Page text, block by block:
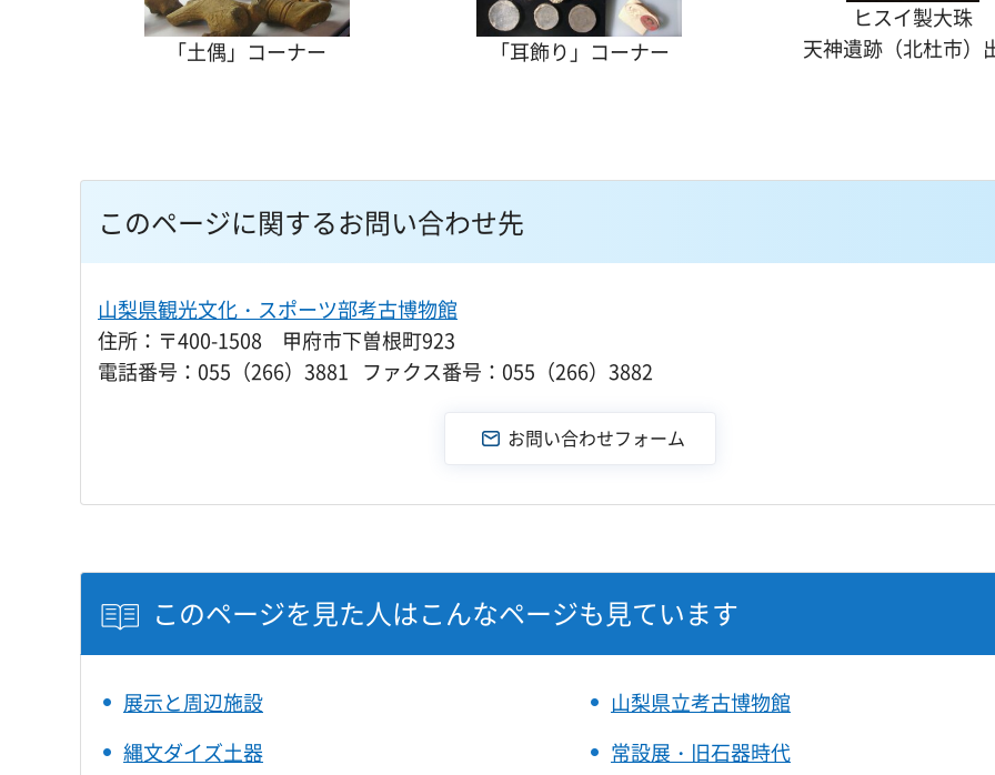
「土偶」コーナー 「耳飾り」コーナー
ヒスイ製大珠
天神遺跡（北杜市）
このページに関するお問い合わせ先
山梨県観光文化・スポーツ部考古博物館
住所：〒400-1508 甲府市下曽根町923
電話番号：055（266）3881 ファクス番号：055（266）3882
このページを見た人はこんなページも見ています
展示と周辺施設
山梨県立考古博物館
縄文ダイズ土器
常設展・旧石器時代